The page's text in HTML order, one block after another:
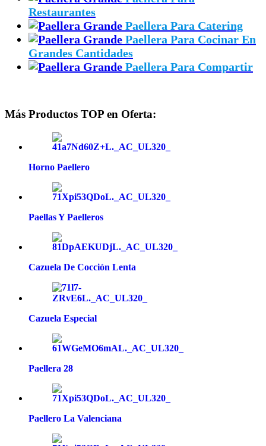
Restaurantes
Paellera Para Catering
Paellera Para Cocinar En
Grandes Cantidades
Paellera Para Compartir
Más Productos TOP en Oferta:
Horno Paellero
Paellas Y Paelleros
Cazuela De Cocción Lenta
Cazuela Especial
Paellera 28
Paellero La Valenciana